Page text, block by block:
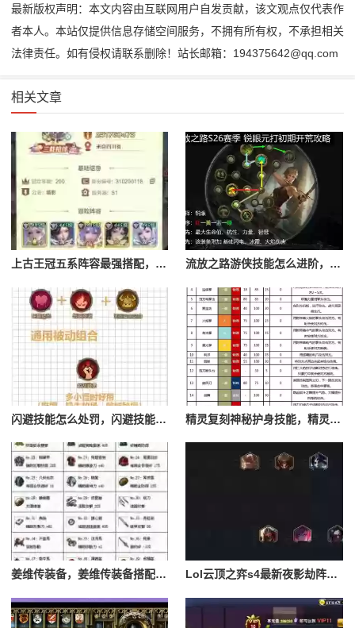
最新版权声明：本文内容由互联网用户自发贡献，该文观点仅代表作
者本人。本站仅提供信息存储空间服务，不拥有所有权，不承担相关
法律责任。如有侵权请联系删除！站长邮箱：194375642@qq.com
相关文章
上古王冠五系阵容最强搭配，上古王冠五星排行 流放之路游侠技能怎么进阶，流放之路游侠技能怎么进阶的
闪避技能怎么处罚，闪避技能怎么处罚队友 精灵复刻神秘护身技能，精灵复刻攻略
姜维传装备，姜维传装备搭配一览表最新 Lol云顶之弈s4最新夜影劫阵容搭配，云顶之奕夜影劫阵容